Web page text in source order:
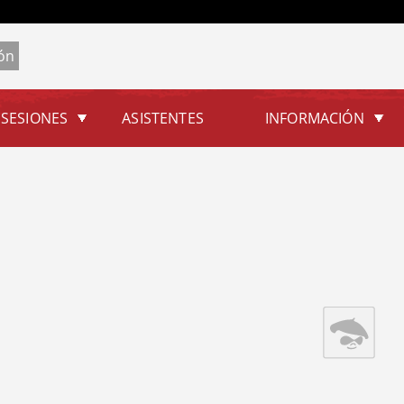
SESIONES ASISTENTES INFORMACIÓN